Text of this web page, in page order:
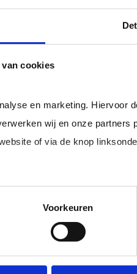
cookies
en marketing. Hiervoor
wij en onze
of via de knop
Voorkeuren
dan het landelijke
in loondienst uit
freelance
juiste kandidaten
No match? No pay!
als een